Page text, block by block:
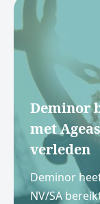
Deminor
met
verleden
Deminor
NV/SA